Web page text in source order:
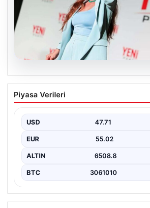
Yeni Parti Manisa İl Başkanı
Özalper Rüşvet Soruşturması
Manisa’da yürütülen önemli bir rüşvet
Piyasa Verileri
USD 47.71
EUR 55.02
ALTIN 6508.8
BTC 3061010